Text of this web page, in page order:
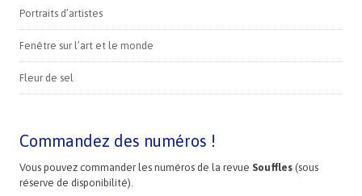
Portraits d’artistes
Fenêtre sur l’art et le monde
Fleur de sel
Commandez des numéros !
Vous pouvez commander les numéros de la revue Souffles (sous
réserve de disponibilité).